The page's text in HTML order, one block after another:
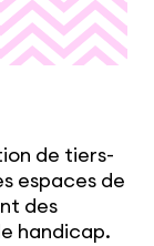
de tiers-
espaces de
des
handicap.